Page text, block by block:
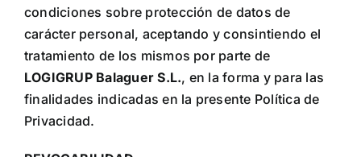
condiciones sobre protección de datos de
carácter personal, aceptando y consintiendo el
tratamiento de los mismos por parte de
LOGIGRUP Balaguer S.L., en la forma y para las
finalidades indicadas en la presente Política de
Privacidad.